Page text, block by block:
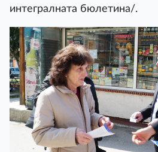
интегралната бюлетина/.